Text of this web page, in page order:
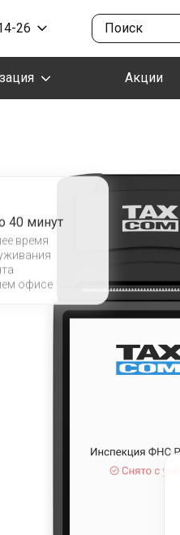
26
Акции
40 минут
время
офисе